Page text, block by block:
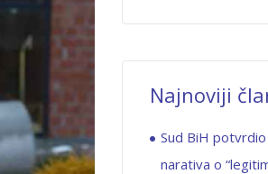
Najnoviji
Sud BiH
narativa o